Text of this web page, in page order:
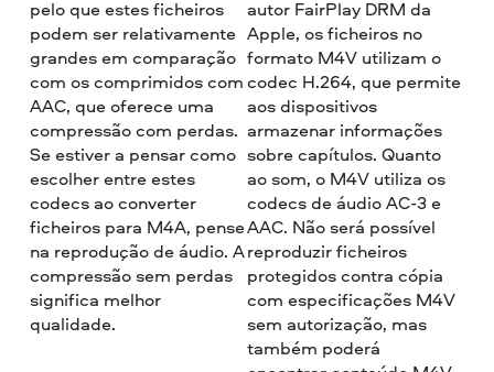
pelo que estes ficheiros
podem ser relativamente
grandes em comparação
com os comprimidos com
AAC, que oferece uma
compressão com perdas.
Se estiver a pensar como
escolher entre estes
codecs ao converter
ficheiros para M4A, pense
na reprodução de áudio. A
compressão sem perdas
significa melhor
qualidade.
autor FairPlay DRM da
Apple, os ficheiros no
formato M4V utilizam o
codec H.264, que permite
aos dispositivos
armazenar informações
sobre capítulos. Quanto
ao som, o M4V utiliza os
codecs de áudio AC-3 e
AAC. Não será possível
reproduzir ficheiros
protegidos contra cópia
com especificações M4V
sem autorização, mas
também poderá